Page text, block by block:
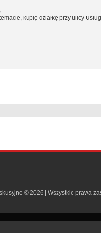
kupię działkę przy ulicy
© 2026 | Wszystkie prawa